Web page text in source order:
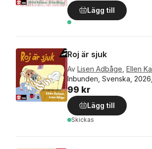
Lägg till
Roj är sjuk
Av Lisen Adbåge Ellen
Inbunden, Svenska,
99 kr
Lägg till
Skickas